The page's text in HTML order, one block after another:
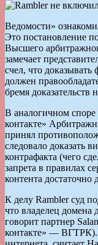
Ведомости»
Это постановление
Высшего
замечает
счел, что
должен
бремя доказательств
В аналогичном
контакте»
принял
следовало доказать
контрафакта (чего
запрета в правилах
контента достаточно
К делу Rambler суд
что владелец домена
говорит партнер
контакте» — ВГТРК).